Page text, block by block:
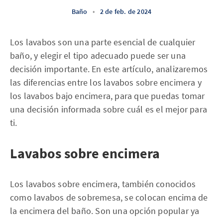
Baño • 2 de feb. de 2024
Los lavabos son una parte esencial de cualquier
baño, y elegir el tipo adecuado puede ser una
decisión importante. En este artículo, analizaremos
las diferencias entre los lavabos sobre encimera y
los lavabos bajo encimera, para que puedas tomar
una decisión informada sobre cuál es el mejor para
ti.
Lavabos sobre encimera
Los lavabos sobre encimera, también conocidos
como lavabos de sobremesa, se colocan encima de
la encimera del baño. Son una opción popular ya